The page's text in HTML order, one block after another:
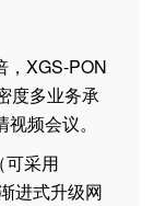
，XGS-PON
度多业务承
频会议。
可采用
进式升级网